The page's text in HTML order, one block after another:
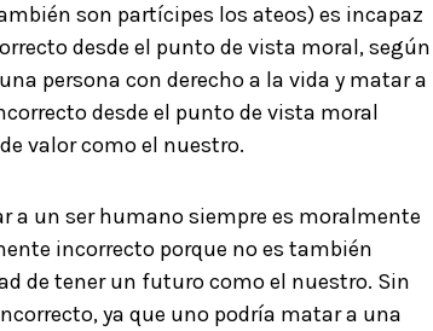
son partícipes los ateos) es incapaz
desde el punto de vista moral, según
persona con derecho a la vida y matar a
desde el punto de vista moral
valor como el nuestro.
a un ser humano siempre es moralmente
incorrecto porque no es también
de tener un futuro como el nuestro. Sin
ya que uno podría matar a una